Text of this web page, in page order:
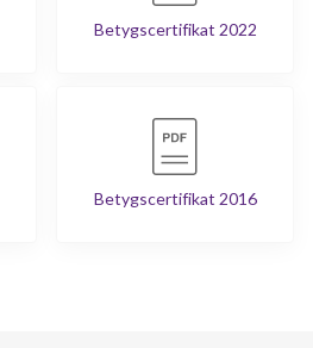
Betygscertifikat 2022
Betygscertifikat 2016